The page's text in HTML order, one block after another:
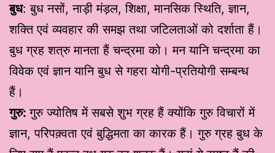
बुध: बुध नसों, नाड़ी मंड़ल, शिक्षा, मानसिक स्थिति, ज्ञान,
शक्ति एवं व्यवहार की समझ तथा जटिलताओं को दर्शाता हैं।
बुध ग्रह शत्रु मानता हैं चन्द्रमा को। मन यानि चन्द्रमा का
विवेक एवं ज्ञान यानि बुध से गहरा योगी-प्रतियोगी सम्बन्ध
हैं।
गुरु:गुरु ज्योतिष में सबसे शुभ ग्रह हैं क्योंकि गुरु विचारों में
ज्ञान, परिपक़्वता एवं बुद्धिमता का कारक हैं। गुरु ग्रह बुध के